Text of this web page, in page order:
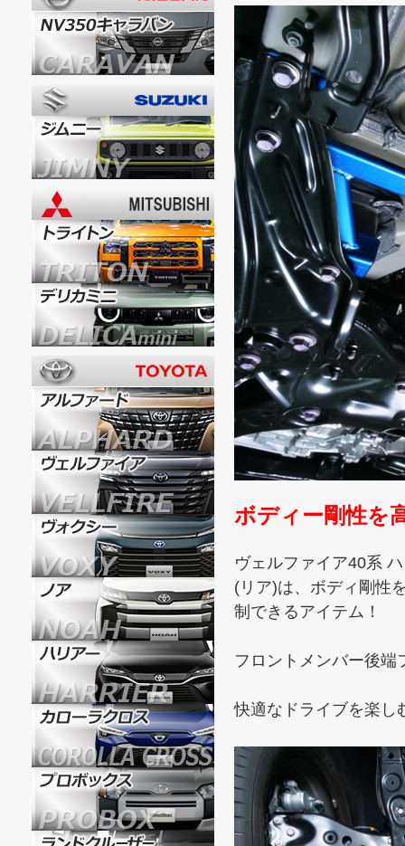
ボディー剛性を
ヴェルファイア40系
(リア)は、ボディ剛性
制できるアイテム！
フロントメンバー後端
快適なドライブを楽し